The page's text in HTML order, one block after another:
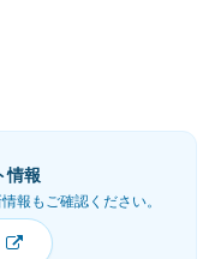
情報
報もご確認ください。